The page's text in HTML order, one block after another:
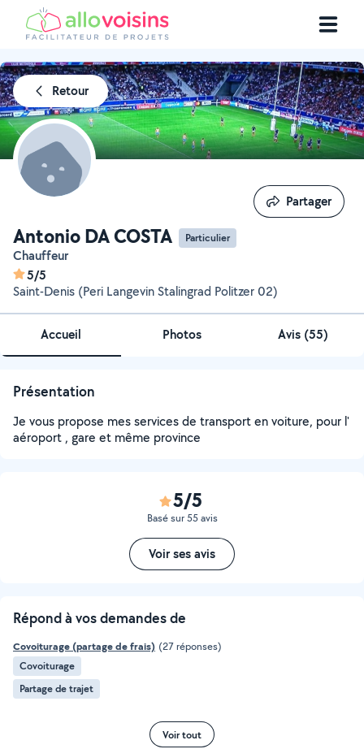
Retour
Antonio DA COSTA Particulier
Chauffeur
5/5
Saint-Denis (Peri Langevin Stalingrad Politzer 02)
Partager
Partager
Accueil Photos Avis (55)
Présentation
Je vous propose mes services de transport en voiture, pour l'
aéroport , gare et même province
5/5
Basé sur 55 avis
Voir ses avis
Répond à vos demandes de
Covoiturage (partage de frais) (27 réponses)
Covoiturage
Partage de trajet
Voir tout